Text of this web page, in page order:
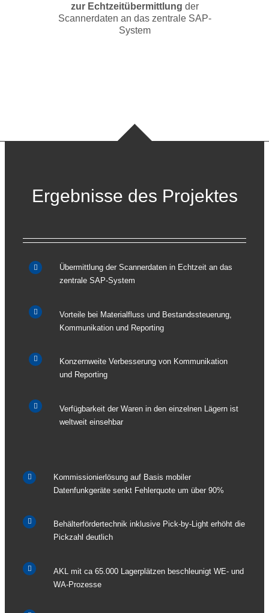
zur Echtzeitübermittlung der
Scannerdaten an das zentrale SAP-
System
Ergebnisse des Projektes
Übermittlung der Scannerdaten in Echtzeit an das
zentrale SAP-System
Vorteile bei Materialfluss und Bestandssteuerung,
Kommunikation und Reporting
Konzernweite Verbesserung von Kommunikation
und Reporting
Verfügbarkeit der Waren in den einzelnen Lägern ist
weltweit einsehbar
Kommissionierlösung auf Basis mobiler
Datenfunkgeräte senkt Fehlerquote um über 90%
Behälterfördertechnik inklusive Pick-by-Light erhöht die
Pickzahl deutlich
AKL mit ca 65.000 Lagerplätzen beschleunigt WE- und
WA-Prozesse